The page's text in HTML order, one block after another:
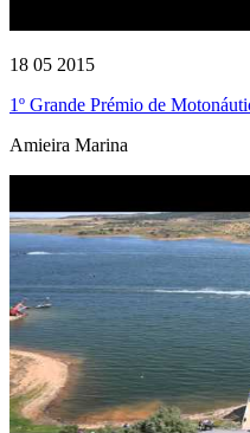
18 05 2015
1º Grande Prémio de
Amieira Marina